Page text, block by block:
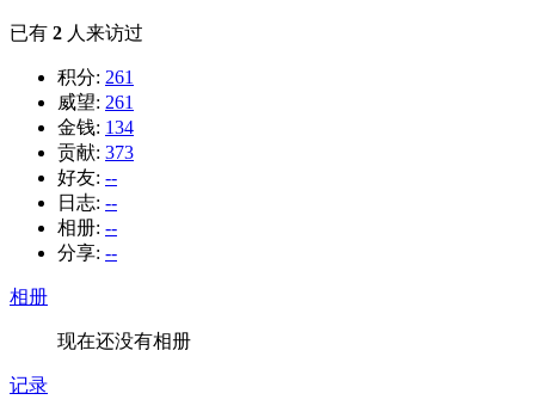
已有 2 人来访过
积分: 261
威望: 261
金钱: 134
贡献: 373
好友: --
日志: --
相册: --
分享: --
相册
现在还没有相册
记录